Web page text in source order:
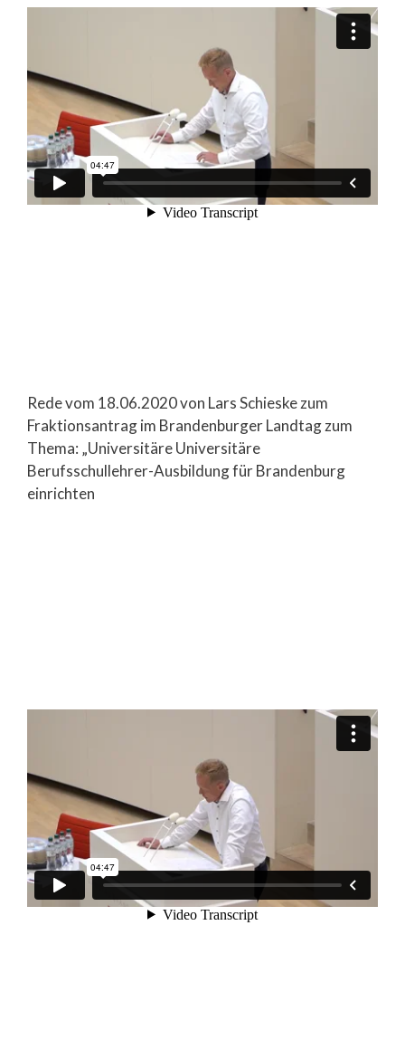
Rede vom 18.06.2020 von Lars Schieske zum
Fraktionsantrag im Brandenburger Landtag zum
Thema: „Universitäre Universitäre
Berufsschullehrer-Ausbildung für Brandenburg
einrichten